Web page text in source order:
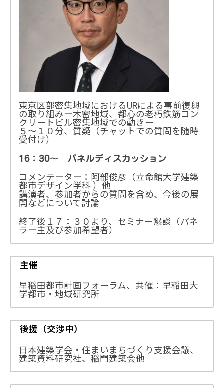
東京区部密集地域におけるURによる事前復興
の取り組みー木密地域、都心の老朽鉄筋コン
クリートビル密集地域での動きー
５〜１０分、質疑（チャットでの質問を随時
受付け）
16：30〜 パネルディスカッション
コメンテーター：阿部俊彦（立命館大学建築
都市デザイン学科 ）他
講演者、参加者からの質問を含め、今後の展
開などについて討論
終了後１７：３０より、セミナー懇談（パネ
ラー主及び参加希望者）
主催
早稲田都市計画フォーラム、共催：早稲田大
学都市・地域研究所
後援（交渉中）
日本建築学会・住まいまちづくり支援会議、
建築資料研究社、稲門建築会他